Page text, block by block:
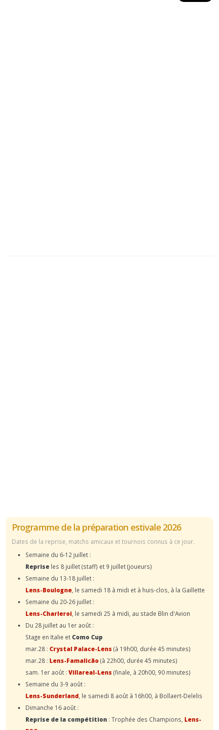
Programme de la préparation estivale 2026
Dates de la reprise, matchs amicaux et tournois connus à ce jour.
Semaine du 6-12 juillet :
Reprise les 8 juillet (staff) et 9 juillet (joueurs)
Semaine du 13-18 juillet :
Lens-Boulogne , le samedi 18 à midi et à huis-clos, à la Gaillette
Semaine du 20-26 juillet :
Lens-Charleroi , le samedi 25 à midi, au stade Blin d'Avion
Du 28 juillet au 1er août :
Stage en Italie et Como Cup
mar.28 : Crystal Palace-Lens (à 19h00, durée 45 minutes)
mar.28 : Lens-Famalicão(à 22h00, durée 45 minutes)
sam. 1er août : Villareal-Lens (finale, à 20h00, 90 minutes)
Semaine du 3-9 août :
Lens-Sunderland , le samedi 8 août à 16h00, à Bollaert-Delelis
Dimanche 16 août :
Reprise de la compétition : Trophée des Champions, Lens-